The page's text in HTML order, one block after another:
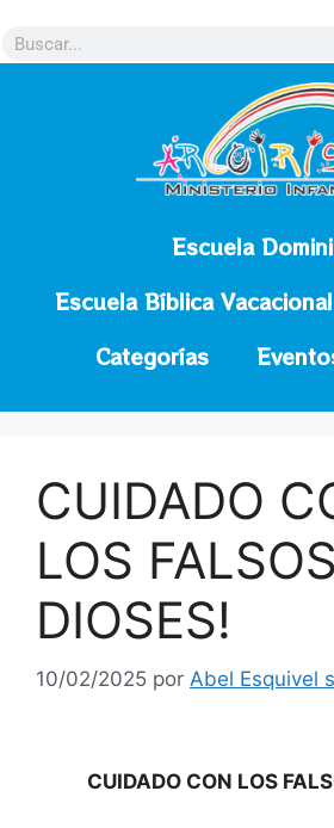
Escuela
Escuela Bíblica Vacacional
Categorías
CUIDADO
LOS FALSOS
DIOSES!
10/02/2025 por Abel Esquivel
CUIDADO CON LOS